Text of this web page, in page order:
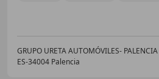
GRUPO URETA AUTOMÓVILES- PALENCIA
ES-34004 Palencia